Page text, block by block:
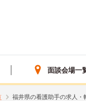
面談会場一
福井県の看護助手の求人・